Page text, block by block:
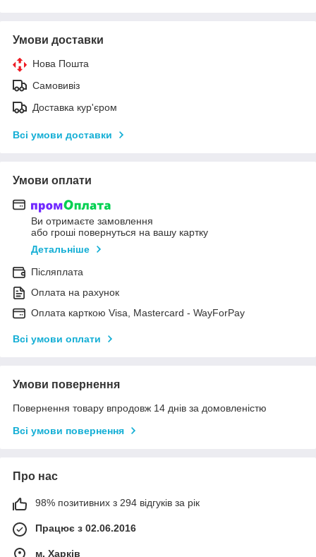
Умови доставки
Нова Пошта
Самовивіз
Доставка кур'єром
Всі умови доставки
Умови оплати
Ви отримаєте замовлення
або гроші повернуться на вашу картку
Детальніше
Післяплата
Оплата на рахунок
Оплата карткою Visa, Mastercard - WayForPay
Всі умови оплати
Умови повернення
Повернення товару впродовж 14 днів за домовленістю
Всі умови повернення
Про нас
98% позитивних з 294 відгуків за рік
Працює з 02.06.2016
м. Харків